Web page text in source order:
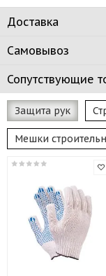
Доставка
Самовывоз
Сопутствующие
Защита рук
Мешки